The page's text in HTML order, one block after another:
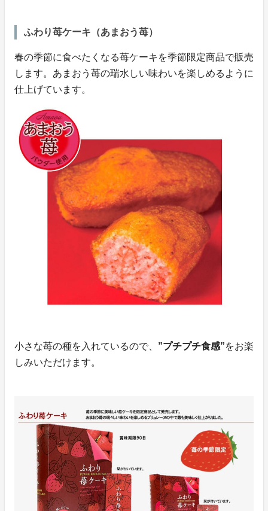
ふわり苺ケーキ（あまおう苺）
春の季節に食べたくなる苺ケーキを季節限定商品で販売
します。あまおう苺の瑞水しい味わいを楽しめるように
仕上げています。
小さな苺の種を入れているので、 ”プチプチ食感”をお楽
しみいただけます。